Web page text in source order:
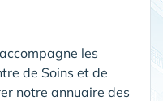
accompagne les
de Soins et de
notre annuaire des